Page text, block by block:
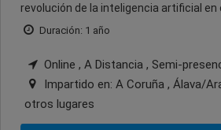
revolución de la inteligencia artificial en
Duración: 1 año
Online , A Distancia , Semi-
Impartido en: A Coruña , Álava/
otros lugares